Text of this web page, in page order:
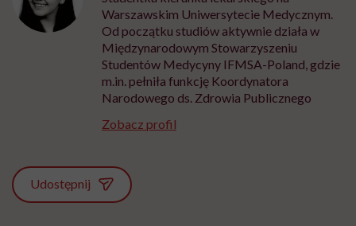
Warszawskim Uniwersytecie Medycznym.
Od początku studiów aktywnie działa w
Międzynarodowym Stowarzyszeniu
Studentów Medycyny IFMSA-Poland, gdzie
m.in. pełniła funkcję Koordynatora
Narodowego ds. Zdrowia Publicznego
Zobacz profil
Udostępnij